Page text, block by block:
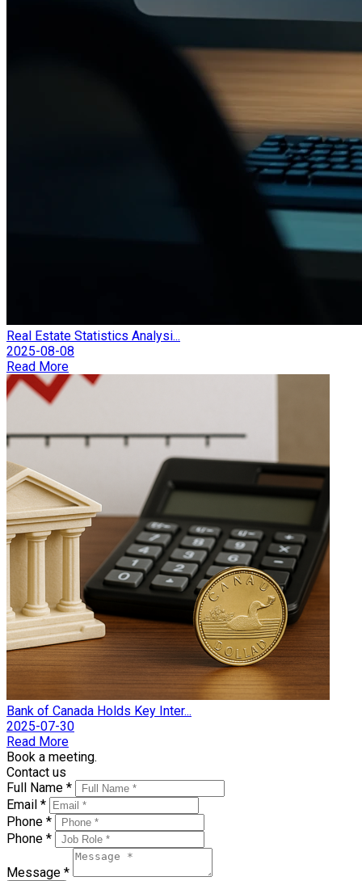
Real Estate Statistics Analysi...
2025-08-08
Read More
Bank of Canada Holds Key Inter...
2025-07-30
Read More
Book a meeting.
Contact us
Full Name *
Email *
Phone *
Phone *
Message *